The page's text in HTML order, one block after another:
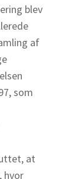
blev
af
som
at
hvor